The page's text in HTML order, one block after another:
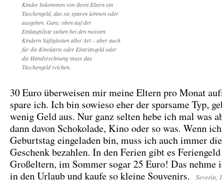
Kinder bekommen von ihren Eltern ein
Taschengeld, das sie sparen können oder
ausgeben. Ganz oben auf der
Einkaufsliste stehen bei den meisten
Kindern Süßigkeiten aller Art – aber auch
für die Kinokarte oder Eintrittsgeld oder
die Handyrechnung muss das
Taschengeld reichen.
30 Euro überweisen mir meine Eltern pro Monat
spare ich. Ich bin sowieso eher der sparsame Typ,
wenig Geld aus. Nur ganz selten hebe ich mal was
dann davon Schokolade, Kino oder so was. Wenn
Geburtstag eingeladen bin, muss ich auch immer
Geschenk bezahlen. In den Ferien gibt es
Großeltern, im Sommer sogar 25 Euro! Das nehme
in den Urlaub und kaufe so kleine Souvenirs.
Severin,